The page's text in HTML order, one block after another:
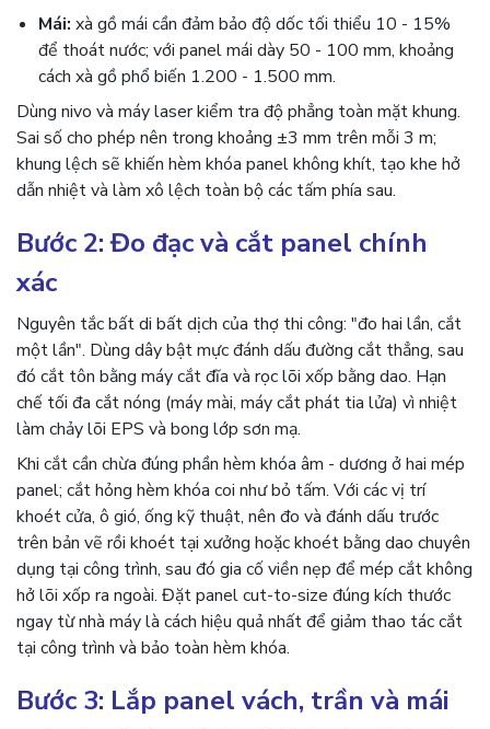
Mái: xà gồ mái cần đảm bảo độ dốc tối thiểu 10 - 15%
để thoát nước; với panel mái dày 50 - 100 mm, khoảng
cách xà gồ phổ biến 1.200 - 1.500 mm.
Dùng nivo và máy laser kiểm tra độ phẳng toàn mặt khung.
Sai số cho phép nên trong khoảng ±3 mm trên mỗi 3 m;
khung lệch sẽ khiến hèm khóa panel không khít, tạo khe hở
dẫn nhiệt và làm xô lệch toàn bộ các tấm phía sau.
Bước 2: Đo đạc và cắt panel chính
xác
Nguyên tắc bất di bất dịch của thợ thi công: "đo hai lần, cắt
một lần". Dùng dây bật mực đánh dấu đường cắt thẳng, sau
đó cắt tôn bằng máy cắt đĩa và rọc lõi xốp bằng dao. Hạn
chế tối đa cắt nóng (máy mài, máy cắt phát tia lửa) vì nhiệt
làm chảy lõi EPS và bong lớp sơn mạ.
Khi cắt cần chừa đúng phần hèm khóa âm - dương ở hai mép
panel; cắt hỏng hèm khóa coi như bỏ tấm. Với các vị trí
khoét cửa, ô gió, ống kỹ thuật, nên đo và đánh dấu trước
trên bản vẽ rồi khoét tại xưởng hoặc khoét bằng dao chuyên
dụng tại công trình, sau đó gia cố viền nẹp để mép cắt không
hở lõi xốp ra ngoài. Đặt panel cut-to-size đúng kích thước
ngay từ nhà máy là cách hiệu quả nhất để giảm thao tác cắt
tại công trình và bảo toàn hèm khóa.
Bước 3: Lắp panel vách, trần và mái